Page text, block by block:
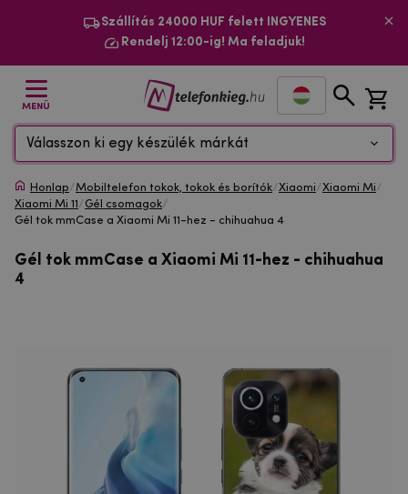
Szállítás 24000 HUF felett INGYENES
Rendelj 12:00-ig! Ma feladjuk!
MENÜ
Válasszon ki egy készülék márkát
Honlap/Mobiltelefon tokok, tokok és borítók/Xiaomi/Xiaomi Mi/
Xiaomi Mi 11/Gél csomagok/
Gél tok mmCase a Xiaomi Mi 11-hez - chihuahua 4
Gél tok mmCase a Xiaomi Mi 11-hez - chihuahua
4